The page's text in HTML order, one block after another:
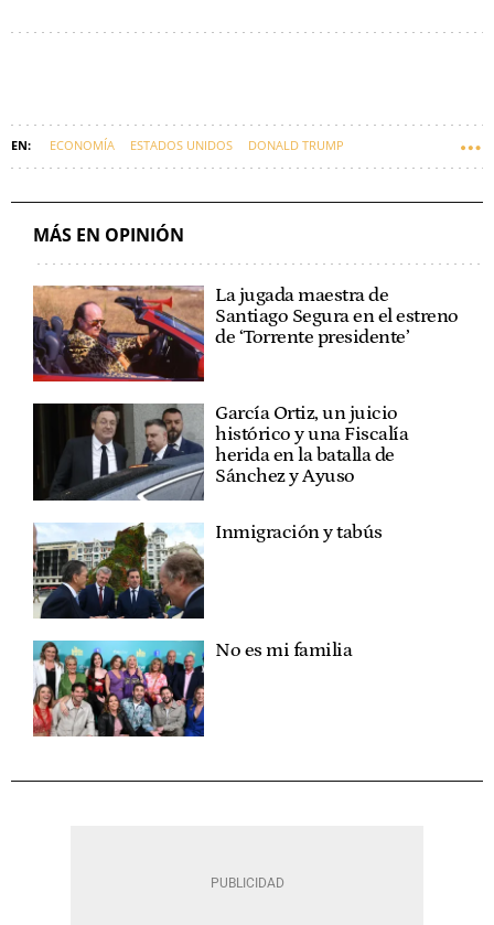
ECONOMÍA ESTADOS UNIDOS DONALD TRUMP
MÁS EN OPINIÓN
La jugada maestra de
Santiago Segura en el estreno
de ‘Torrente presidente’
García Ortiz, un juicio
histórico y una Fiscalía
herida en la batalla de
Sánchez y Ayuso
Inmigración y tabús
No es mi familia